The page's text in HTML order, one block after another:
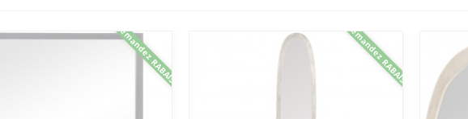
Demandez RABAIS Demandez RABAIS